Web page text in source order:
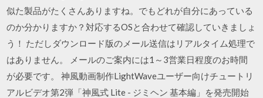
似た製品がたくさんありますね。でもどれが自分にあっている
のか分かりますか？対応するOSと合わせて確認していきましょ
う！ ただしダウンロード版のメール送信はリアルタイム処理で
はありません。 メールのご案内には1～3営業日程度のお時間
が必要です。 神風動画制作LightWaveユーザー向けチュートリ
アルビデオ第2弾「神風式 Lite - ジミヘン 基本編」を発売開始